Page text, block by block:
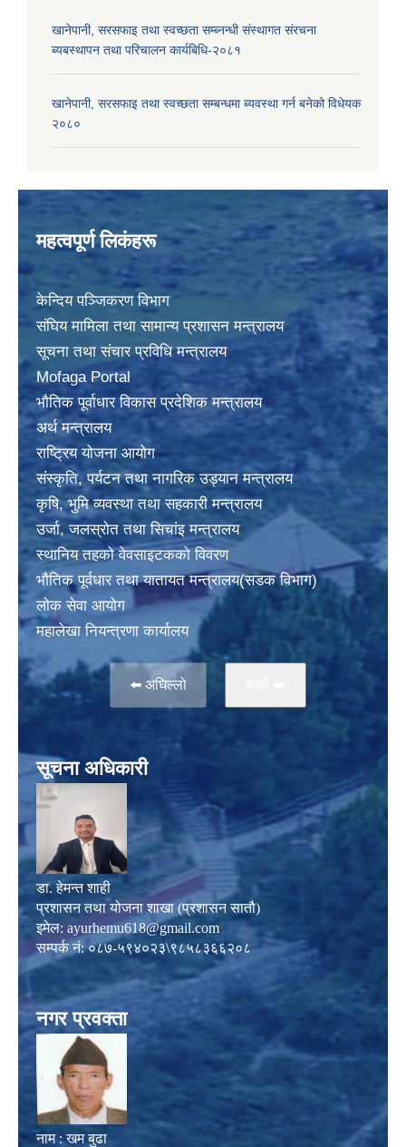
खानेपानी, सरसफाइ तथा स्वच्छता सम्ब्नन्धी संस्थागत संरचना
ब्यबस्थापन तथा परिचालन कार्यबिधि-२०८१
खानेपानी, सरसफाइ तथा स्वच्छता सम्बन्धमा ब्यवस्था गर्न बनेको विधेयक
२०८०
महत्वपूर्ण लिकंहरू
केन्दिय पञ्जिकरण विभाग
संघिय मामिला तथा सामान्य प्रशासन मन्त्रालय
सूचना तथा संचार प्रविधि मन्त्रालय
Mofaga Portal
भाैतिक पूर्वाधार विकास प्रदेशिक मन्त्रालय
अर्थ मन्त्रालय
राष्ट्रिय योजना आयोग
संस्कृति, पर्यटन तथा नागरिक उड्यान मन्त्रालय
कृषि, भुमि व्यवस्था तथा सहकारी मन्त्रालय
उर्जा, जलस्राेत तथा सिचांइ मन्त्रालय
स्थानिय तहकाे वेवसाइटककाे विवरण
भाैतिक पूर्वधार तथा यातायत मन्त्रालय(सडक विभाग)
लाेक सेवा आयोग
महालेखा नियन्त्रणा कार्यालय
⬅️ अघिल्लो
सूचना अधिकारी
डा. हेमन्त शाही
प्रशासन तथा योजना शाखा (प्रशासन सातौ)
इमेल: ayurhemu618@gmail.com
सम्पर्क नं: ०८७-५९४०२३\९८५८३६६२०८
नगर प्रवक्ता
नाम : खम बुढा